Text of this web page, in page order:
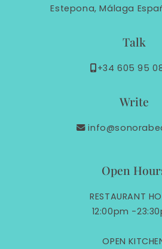
Estepona, Málaga
Talk
+34 605 95
Write
Open
RESTAURANT
12:00pm -
OPEN